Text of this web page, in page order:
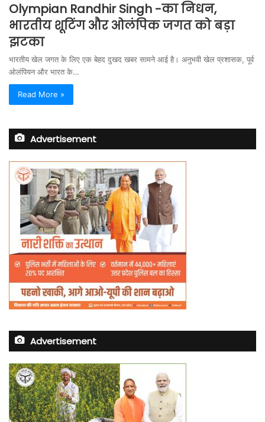
Olympian Randhir Singh -का निधन,
भारतीय शूटिंग और ओलंपिक जगत को बड़ा
झटका
भारतीय खेल जगत के लिए एक बेहद दुखद खबर सामने आई है। अनुभवी खेल प्रशासक, पूर्व
ओलंपियन और भारत के…
Read More »
Advertisement
Advertisement